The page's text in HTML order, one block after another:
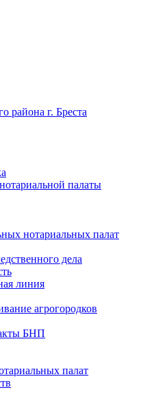
района г. Бреста
палаты
нотариальных палат
дела
линия
агрогородков
БНП
палат